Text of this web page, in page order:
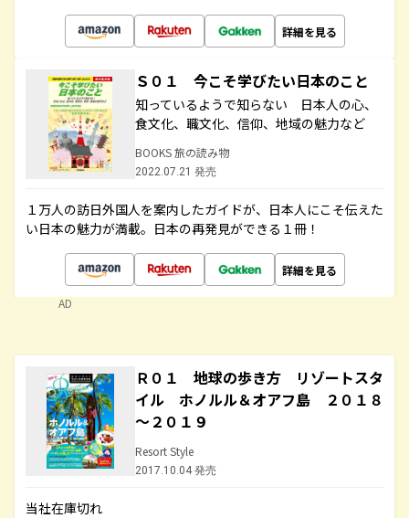
詳細を見る
Ｓ０１ 今こそ学びたい日本のこと
知っているようで知らない 日本人の心、
食文化、職文化、信仰、地域の魅力など
BOOKS 旅の読み物
2022.07.21 発売
１万人の訪日外国人を案内したガイドが、日本人にこそ伝えた
い日本の魅力が満載。日本の再発見ができる１冊！
詳細を見る
AD
Ｒ０１ 地球の歩き方 リゾートスタ
イル ホノルル＆オアフ島 ２０１８
～２０１９
Resort Style
2017.10.04 発売
当社在庫切れ